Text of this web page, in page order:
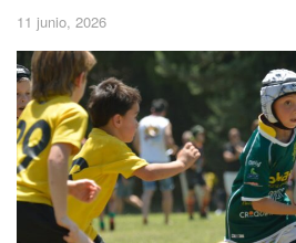
11 junio, 2026